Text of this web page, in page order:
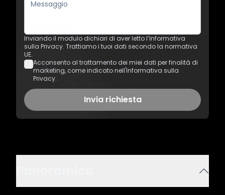
Inviando il modulo dichiari di aver letto l’Informativa
sulla Privacy. Trattiamo i tuoi dati secondo la normativa
UE.
Acconsento al trattamento dei miei dati per finalità di
marketing, come indicato nell'Informativa sulla
Privacy.
Invia richiesta